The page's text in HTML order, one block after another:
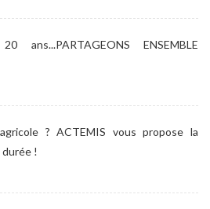
ENSEMBLE
? ACTEMIS vous propose la
!